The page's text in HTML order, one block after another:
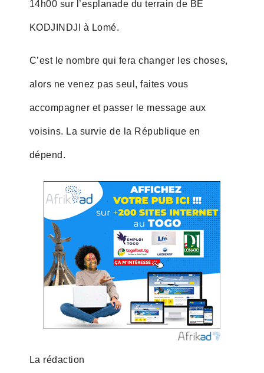
14h00 sur l’esplanade du terrain de BÉ
KODJINDJI à Lomé.
C’est le nombre qui fera changer les choses,
alors ne venez pas seul, faites vous
accompagner et passer le message aux
voisins. La survie de la République en
dépend.
La rédaction